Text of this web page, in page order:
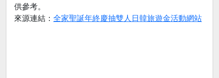
供參考。
來源連結： 全家聖誕年終慶抽雙人日韓旅遊金活動網站